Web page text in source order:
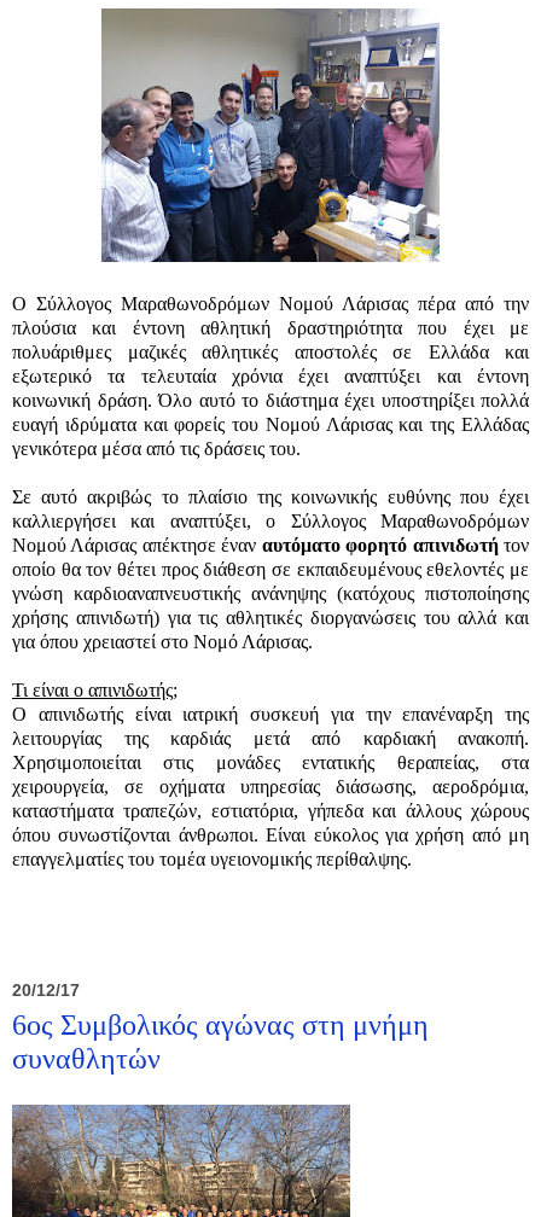
Ο Σύλλογος Μαραθωνοδρόμων Νομού Λάρισας πέρα από την
πλούσια και έντονη αθλητική δραστηριότητα που έχει με
πολυάριθμες μαζικές αθλητικές αποστολές σε Ελλάδα και
εξωτερικό τα τελευταία χρόνια έχει αναπτύξει και έντονη
κοινωνική δράση. Όλο αυτό το διάστημα έχει υποστηρίξει πολλά
ευαγή ιδρύματα και φορείς του Νομού Λάρισας και της Ελλάδας
γενικότερα μέσα από τις δράσεις του.
Σε αυτό ακριβώς το πλαίσιο της κοινωνικής ευθύνης που έχει
καλλιεργήσει και αναπτύξει, ο Σύλλογος Μαραθωνοδρόμων
Νομού Λάρισας απέκτησε έναν αυτόματο φορητό απινιδωτήτον
οποίο θα τον θέτει προς διάθεση σε εκπαιδευμένους εθελοντές με
γνώση καρδιοαναπνευστικής ανάνηψης (κατόχους πιστοποίησης
χρήσης απινιδωτή) για τις αθλητικές διοργανώσεις του αλλά και
για όπου χρειαστεί στο Νομό Λάρισας.
Τι είναι ο απινιδωτής;
Ο απινιδωτής είναι ιατρική συσκευή για την επανέναρξη της
λειτουργίας της καρδιάς μετά από καρδιακή ανακοπή.
Χρησιμοποιείται στις μονάδες εντατικής θεραπείας, στα
χειρουργεία, σε οχήματα υπηρεσίας διάσωσης, αεροδρόμια,
καταστήματα τραπεζών, εστιατόρια, γήπεδα και άλλους χώρους
όπου συνωστίζονται άνθρωποι. Είναι εύκολος για χρήση από μη
επαγγελματίες του τομέα υγειονομικής περίθαλψης.
20/12/17
6ος Συμβολικός αγώνας στη μνήμη
συναθλητών